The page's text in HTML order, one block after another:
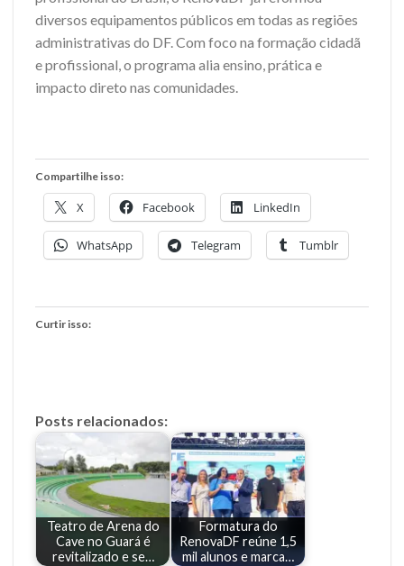
diversos equipamentos públicos em todas as regiões
administrativas do DF. Com foco na formação cidadã
e profissional, o programa alia ensino, prática e
impacto direto nas comunidades.
Compartilhe isso:
X Facebook LinkedIn
WhatsApp Telegram Tumblr
Curtir isso:
Posts relacionados:
Teatro de Arena do
Cave no Guará é
revitalizado e se…
Formatura do
RenovaDF reúne 1,5
mil alunos e marca…